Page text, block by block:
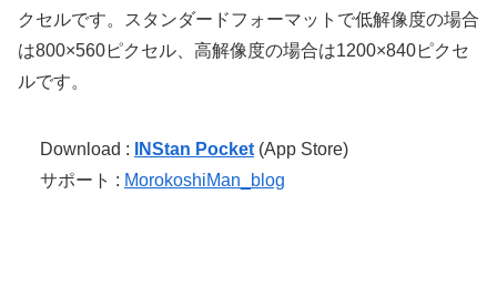
クセルです。スタンダードフォーマットで低解像度の場合
は800×560ピクセル、高解像度の場合は1200×840ピクセ
ルです。
Download : INStan Pocket (App Store)
サポート : MorokoshiMan_blog